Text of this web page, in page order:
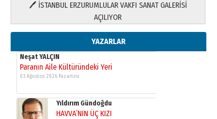
🖊 İSTANBUL ERZURUMLULAR VAKFI SANAT GALERİSİ
AÇILIYOR
YAZARLAR
Yusuf POLAT
Şampiyonluk Sebahattin Şirin’e
yazar
11 Mayıs 2026 Pazartesi
Neşat YALÇIN
Paranın Aile Kültüründeki Yeri
03 Ağustos 2026 Pazartesi
Yıldırım Gündoğdu
HAVVA’NIN ÜÇ KIZI